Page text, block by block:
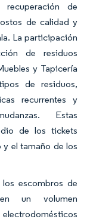
de
de calidad y
La participación
de residuos
y Tapicería
de residuos,
recurrentes y
Estas
de los tickets
el tamaño de los
escombros de
un volumen